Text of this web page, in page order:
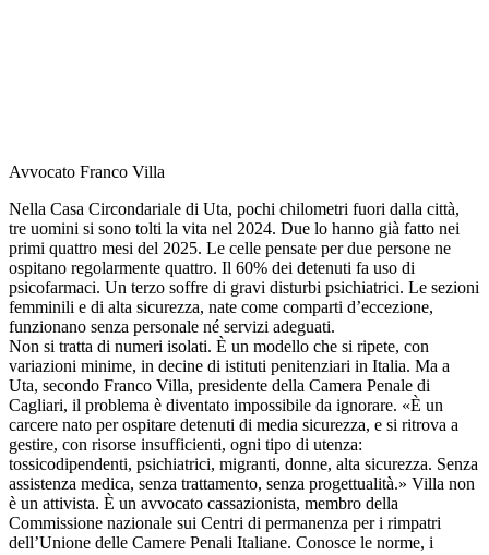
Avvocato Franco Villa
Nella Casa Circondariale di Uta, pochi chilometri fuori dalla città,
tre uomini si sono tolti la vita nel 2024. Due lo hanno già fatto nei
primi quattro mesi del 2025. Le celle pensate per due persone ne
ospitano regolarmente quattro. Il 60% dei detenuti fa uso di
psicofarmaci. Un terzo soffre di gravi disturbi psichiatrici. Le sezioni
femminili e di alta sicurezza, nate come comparti d’eccezione,
funzionano senza personale né servizi adeguati.
Non si tratta di numeri isolati. È un modello che si ripete, con
variazioni minime, in decine di istituti penitenziari in Italia. Ma a
Uta, secondo Franco Villa, presidente della Camera Penale di
Cagliari, il problema è diventato impossibile da ignorare. «È un
carcere nato per ospitare detenuti di media sicurezza, e si ritrova a
gestire, con risorse insufficienti, ogni tipo di utenza:
tossicodipendenti, psichiatrici, migranti, donne, alta sicurezza. Senza
assistenza medica, senza trattamento, senza progettualità.» Villa non
è un attivista. È un avvocato cassazionista, membro della
Commissione nazionale sui Centri di permanenza per i rimpatri
dell’Unione delle Camere Penali Italiane. Conosce le norme, i